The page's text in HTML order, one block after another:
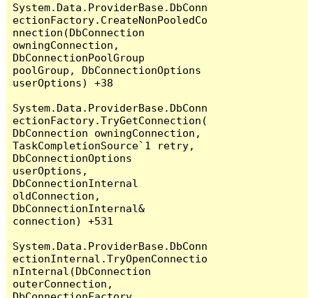
System.Data.ProviderBase.DbConn
ectionFactory.CreateNonPooledCo
nnection(DbConnection
owningConnection,
DbConnectionPoolGroup
poolGroup, DbConnectionOptions
userOptions) +38
System.Data.ProviderBase.DbConn
ectionFactory.TryGetConnection(
DbConnection owningConnection,
TaskCompletionSource`1 retry,
DbConnectionOptions
userOptions,
DbConnectionInternal
oldConnection,
DbConnectionInternal&
connection) +531
System.Data.ProviderBase.DbConn
ectionInternal.TryOpenConnectio
nInternal(DbConnection
outerConnection,